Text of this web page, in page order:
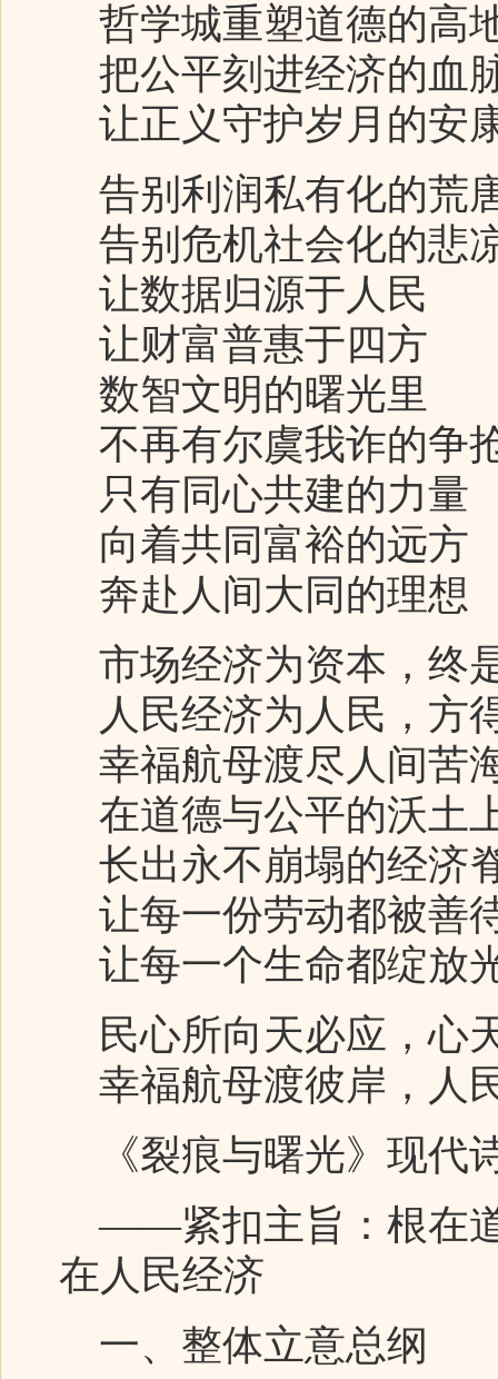
哲学城重塑道德的高
把公平刻进经济的血
让正义守护岁月的安
告别利润私有化的荒
告别危机社会化的悲
让数据归源于人民
让财富普惠于四方
数智文明的曙光里
不再有尔虞我诈的争
只有同心共建的力量
向着共同富裕的远方
奔赴人间大同的理想
市场经济为资本，终
人民经济为人民，方
幸福航母渡尽人间苦
在道德与公平的沃土
长出永不崩塌的经济
让每一份劳动都被善
让每一个生命都绽放
民心所向天必应，心
幸福航母渡彼岸，人
《裂痕与曙光》现代
——紧扣主旨：根在道
在人民经济
一、整体立意总纲